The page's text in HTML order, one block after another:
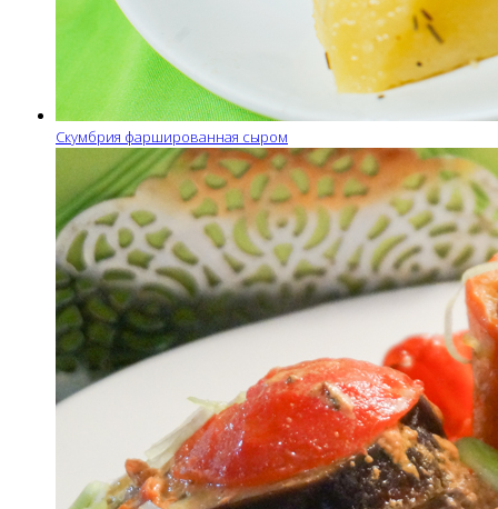
Скумбрия фаршированная сыром